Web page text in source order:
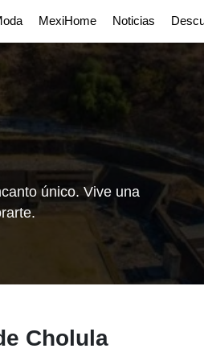
MexiHome Noticias
único. Vive una
Cholula